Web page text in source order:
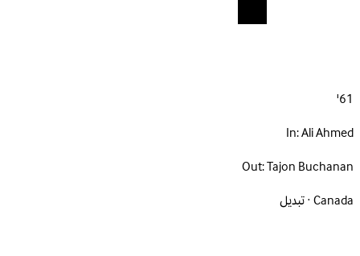
61'
In:Ali Ahmed
Out:Tajon Buchanan
Canada · تبديل